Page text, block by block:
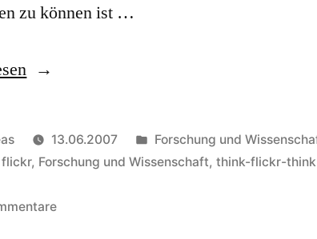
zu können ist …
13.06.2007
Veröffentlicht
in
Forschung und
flickr, Forschung und Wissenschaft,think-flickr-
zu